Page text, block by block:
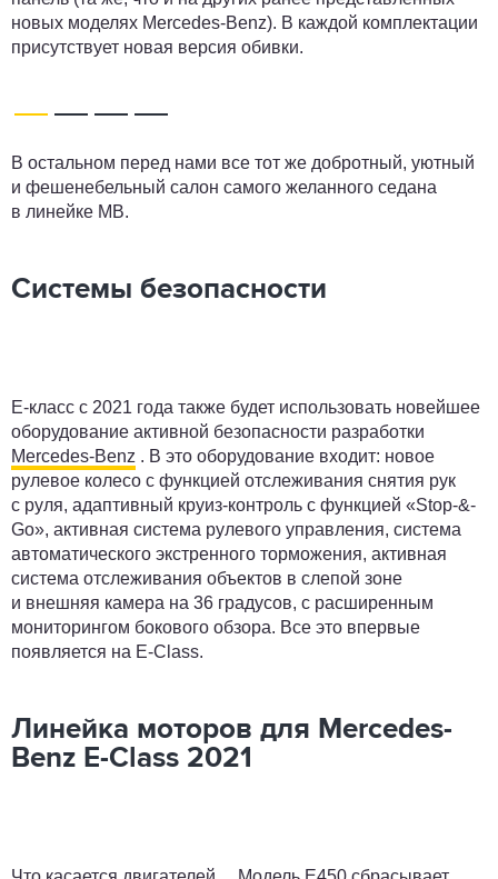
новых моделях Mercedes-Benz). В каждой комплектации
присутствует новая версия обивки.
В остальном перед нами все тот же добротный, уютный
и фешенебельный салон самого желанного седана
в линейке MB.
Системы безопасности
Е-класс с 2021 года также будет использовать новейшее
оборудование активной безопасности разработки
Mercedes-Benz . В это оборудование входит: новое
рулевое колесо с функцией отслеживания снятия рук
с руля, адаптивный круиз-контроль с функцией «Stop-&-
Go», активная система рулевого управления, система
автоматического экстренного торможения, активная
система отслеживания объектов в слепой зоне
и внешняя камера на 36 градусов, с расширенным
мониторингом бокового обзора. Все это впервые
появляется на E-Class.
Линейка моторов для Mercedes-
Benz E-Class 2021